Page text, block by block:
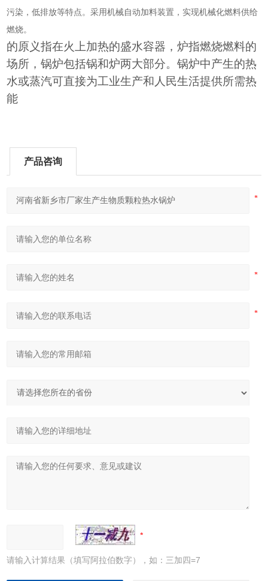
污染，低排放等特点。采用机械自动加料装置，实现机械化燃料供给
燃烧。
的原义指在火上加热的盛水容器，炉指燃烧燃料的
场所，锅炉包括锅和炉两大部分。锅炉中产生的热
水或蒸汽可直接为工业生产和人民生活提供所需热
能
产品咨询
请输入计算结果（填写阿拉伯数字），如：三加四=7